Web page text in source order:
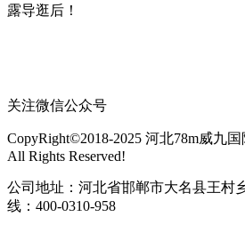
露导逛后！
关注微信公众号
CopyRight©2018-2025 河北78m威九
All Rights Reserved!
公司地址：河北省邯郸市大名县王村
线：400-0310-958